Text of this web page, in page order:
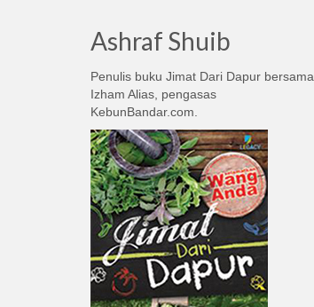
Ashraf Shuib
Penulis buku Jimat Dari Dapur bersama
Izham Alias, pengasas
KebunBandar.com.